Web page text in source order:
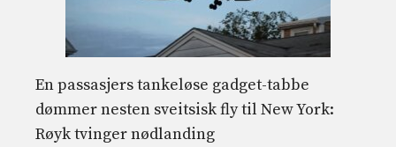
En passasjers tankeløse gadget-tabbe
dømmer nesten sveitsisk fly til New York:
Røyk tvinger nødlanding